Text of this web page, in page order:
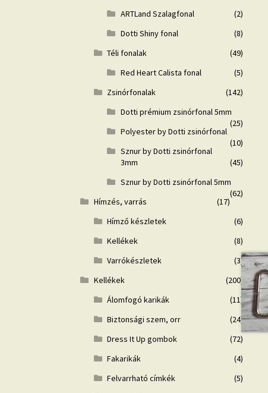
ARTLand Szalagfonal
(2)
Dotti Shiny fonal
(8)
Téli fonalak
(49)
Red Heart Calista fonal
(5)
Zsinórfonalak
(142)
Dotti prémium zsinórfonal 5mm
(25)
Polyester by Dotti zsinórfonal
(10)
Sznur by Dotti zsinórfonal
3mm
(45)
Sznur by Dotti zsinórfonal 5mm
(62)
Hímzés, varrás
(17)
Hímző készletek
(6)
Kellékek
(8)
Varrókészletek
(3)
Kellékek
(200)
Álomfogó karikák
(11)
Biztonsági szem, orr
(24)
Dress It Up gombok
(72)
Fakarikák
(4)
Felvarrható címkék
(5)